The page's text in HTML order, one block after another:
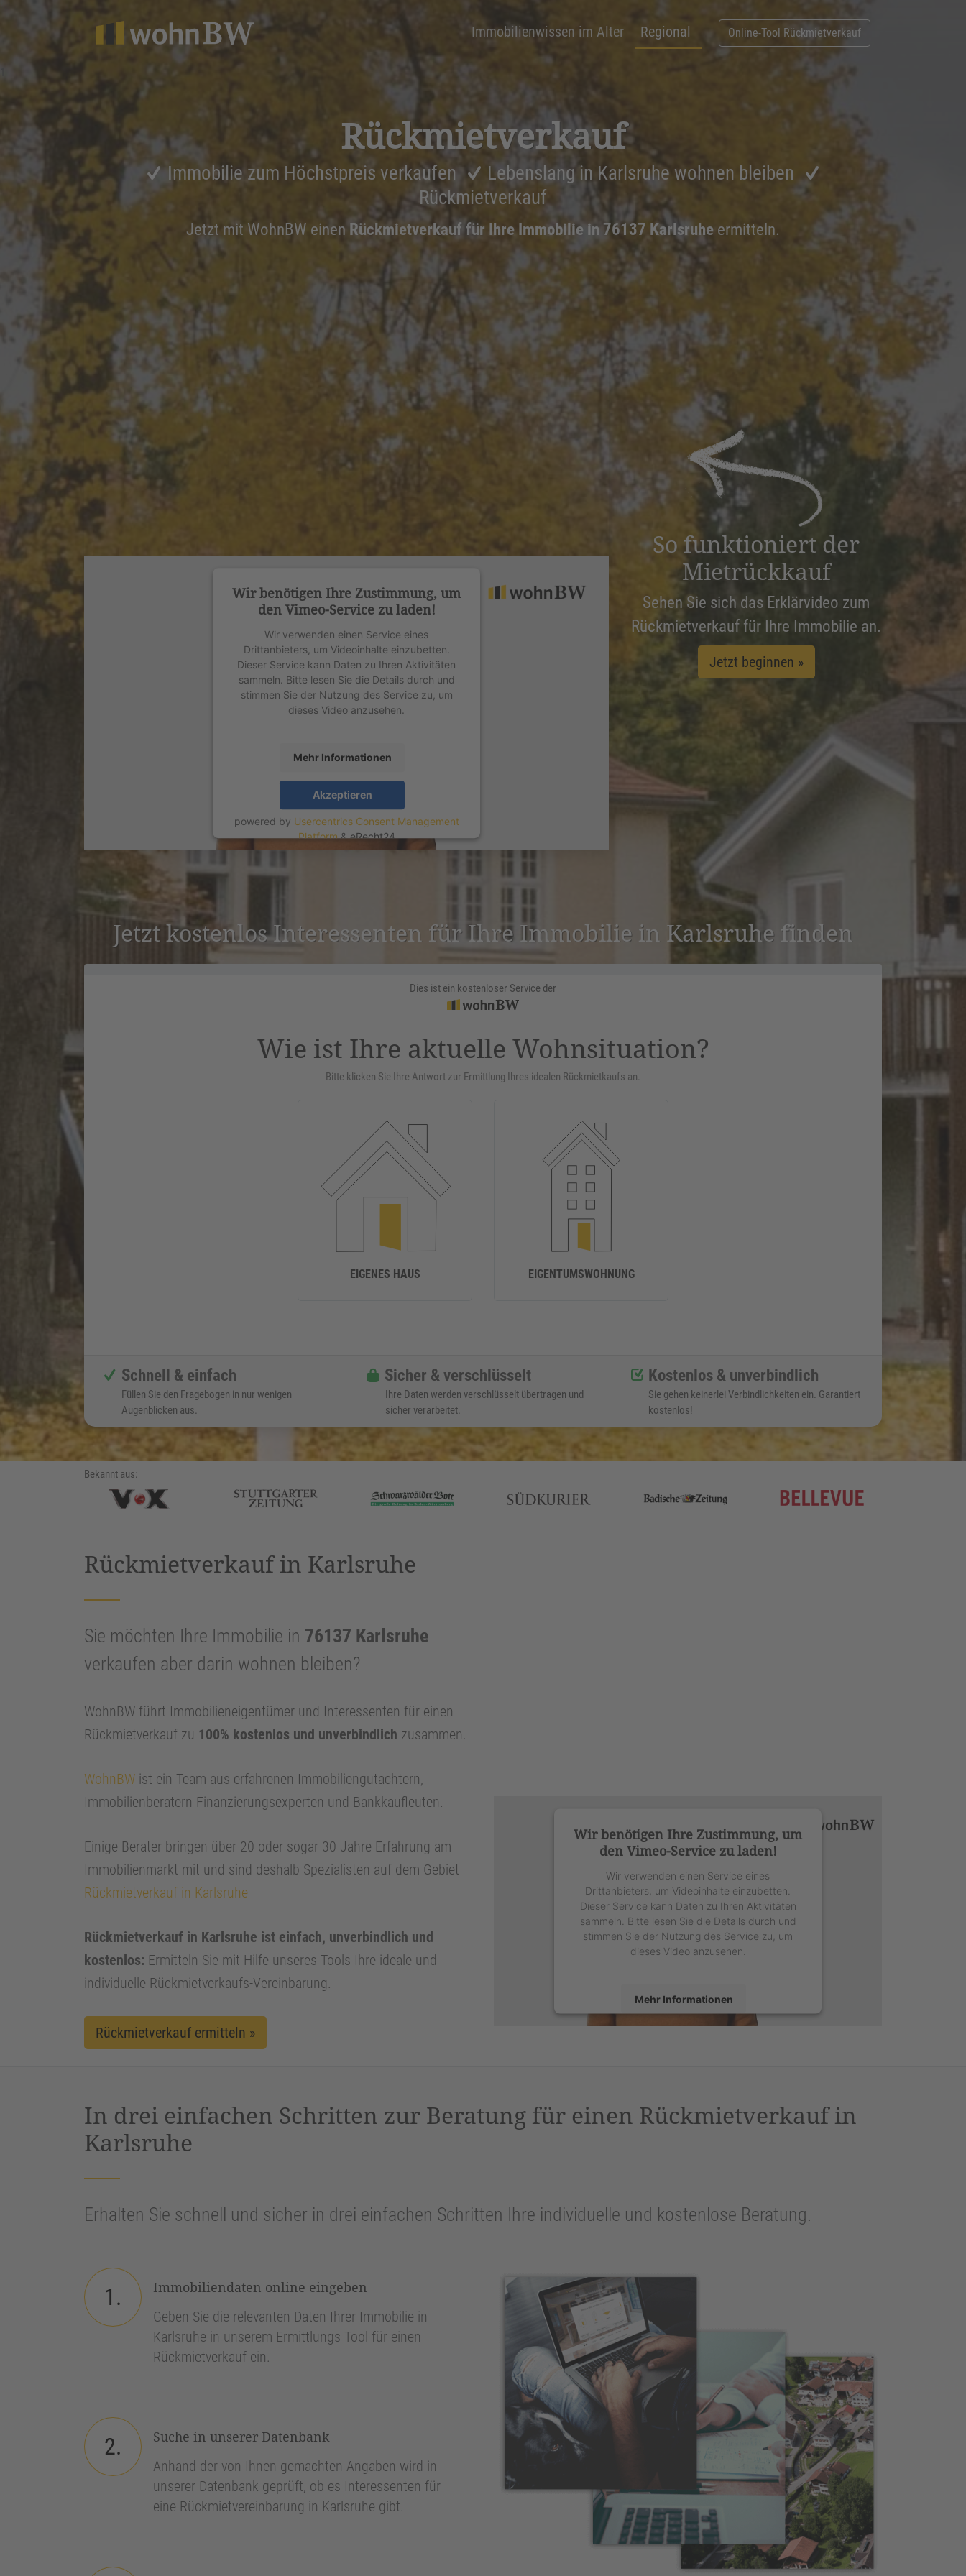
Immobilienwissen im Alter Regional Online-Tool Rückmietverkauf
Rückmiet­ver­kauf
Immobilie zum Höchstpreis verkaufen
Lebenslang in Karlsruhe wohnen bleiben
Rückmietverkauf
Jetzt mit WohnBW einen Rückmietverkauf für Ihre Immobilie in 76137 Karlsruhe ermitteln.
Wir benötigen Ihre Zustimmung, um
den Vimeo-Service zu laden!
Wir verwenden einen Service eines
Drittanbieters, um Videoinhalte einzubetten.
Dieser Service kann Daten zu Ihren Aktivitäten
sammeln. Bitte lesen Sie die Details durch und
stimmen Sie der Nutzung des Service zu, um
dieses Video anzusehen.
Mehr Informationen
Akzeptieren
powered by Usercentrics Consent Management
Platform&eRecht24
So funktioniert der
Mietrückkauf
Sehen Sie sich das Erklärvideo zum
Rückmietverkauf für Ihre Immobilie an.
Jetzt beginnen »
Jetzt kostenlos Inter­es­senten für Ihre Immobilie in Karlsruhe finden
Dies ist ein kostenloser Service der
Wie ist Ihre aktuelle Wohnsituation?
Bitte klicken Sie Ihre Antwort zur Ermittlung Ihres idealen Rückmietkaufs an.
EIGENES HAUS EIGENTUMSWOHNUNG
Schnell & einfach
Füllen Sie den Fragebogen in nur wenigen
Augenblicken aus.
Sicher & verschlüsselt
Ihre Daten werden verschlüsselt übertragen und
sicher verarbeitet.
Kostenlos & unverbindlich
Sie gehen keinerlei Verbindlichkeiten ein. Garantiert
kostenlos!
Bekannt aus:
Rückmietverkauf in Karlsruhe
Sie möchten Ihre Immobilie in 76137 Karlsruhe
verkaufen aber darin wohnen bleiben?
WohnBW führt Immobilieneigentümer und Interessenten für einen
Rückmietverkauf zu 100% kostenlos und unverbindlich zusammen.
WohnBW ist ein Team aus erfahrenen Immobiliengutachtern,
Immobilienberatern Finanzierungsexperten und Bankkaufleuten.
Einige Berater bringen über 20 oder sogar 30 Jahre Erfahrung am
Immobilienmarkt mit und sind deshalb Spezialisten auf dem Gebiet
Rückmietverkauf in Karlsruhe
Rückmietverkauf in Karlsruhe ist einfach, unverbindlich und
kostenlos: Ermitteln Sie mit Hilfe unseres Tools Ihre ideale und
individuelle Rückmietverkaufs-Vereinbarung.
Rückmietverkauf ermitteln »
Wir benötigen Ihre Zustimmung, um
den Vimeo-Service zu laden!
Wir verwenden einen Service eines
Drittanbieters, um Videoinhalte einzubetten.
Dieser Service kann Daten zu Ihren Aktivitäten
sammeln. Bitte lesen Sie die Details durch und
stimmen Sie der Nutzung des Service zu, um
dieses Video anzusehen.
Mehr Informationen
In drei einfachen Schritten zur Beratung für einen Rückmietverkauf in
Karlsruhe
Erhalten Sie schnell und sicher in drei einfachen Schritten Ihre individuelle und kostenlose Beratung.
1.
Immobiliendaten online eingeben
Geben Sie die relevanten Daten Ihrer Immobilie in
Karlsruhe in unserem Ermittlungs-Tool für einen
Rückmietverkauf ein.
2.
Suche in unserer Datenbank
Anhand der von Ihnen gemachten Angaben wird in
unserer Datenbank geprüft, ob es Interessenten für
eine Rückmietvereinbarung in Karlsruhe gibt.